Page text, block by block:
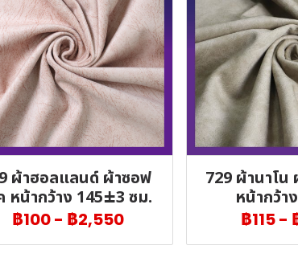
ผ้าฮอลแลนด์ ผ้าซอฟ
หน้ากว้าง 145±3 ซม.
฿100- ฿2,550
729 ผ้านาโ
หน้ากว้า
฿115-